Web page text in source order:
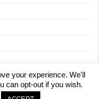
your experience. We'll
can opt-out if you wish.